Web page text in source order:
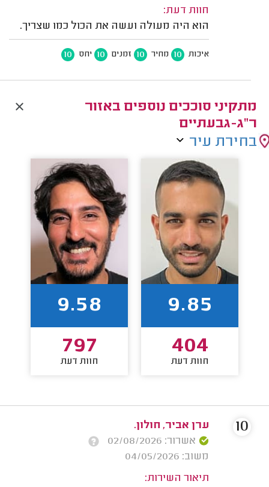
חוות דעת:
הוא היה מעולה ועשה את הכול כמו שצריך.
איכות 10 מחיר 10 זמנים 10 יחס 10
מתקיני סוככים נוספים באזור
ר"ג-גבעתיים
בחירת עיר
9.85
404
חוות דעת
9.58
797
חוות דעת
ערן אביר, חולון.
אשרור: 02/08/2026
משוב: 04/05/2026
תיאור השירות:
10